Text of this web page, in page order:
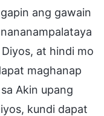
ang gawain
at hindi mo
maghanap
Akin upang
kundi dapat